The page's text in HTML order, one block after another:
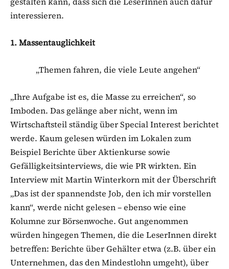
interessieren.
1. Massentauglichkeit
„Themen fahren, die viele Leute angehen“
„Ihre Aufgabe ist es, die Masse zu erreichen“, so
Imboden. Das gelänge aber nicht, wenn im
Wirtschaftsteil ständig über Special Interest berichtet
werde. Kaum gelesen würden im Lokalen zum
Beispiel Berichte über Aktienkurse sowie
Gefälligkeitsinterviews, die wie PR wirkten. Ein
Interview mit Martin Winterkorn mit der Überschrift
„Das ist der spannendste Job, den ich mir vorstellen
kann“, werde nicht gelesen – ebenso wie eine
Kolumne zur Börsenwoche. Gut angenommen
würden hingegen Themen, die die LeserInnen direkt
betreffen: Berichte über Gehälter etwa (z.B. über ein
Unternehmen, das den Mindestlohn umgeht), über